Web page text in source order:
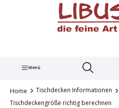
Menü
Home
Tischdecken Informationen
Tischdeckengröße richtig berechnen